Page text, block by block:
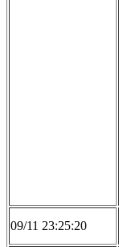
09/11 23:25:20